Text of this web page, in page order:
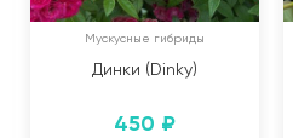
Мускусные гибриды
Динки (Dinky)
450 ₽